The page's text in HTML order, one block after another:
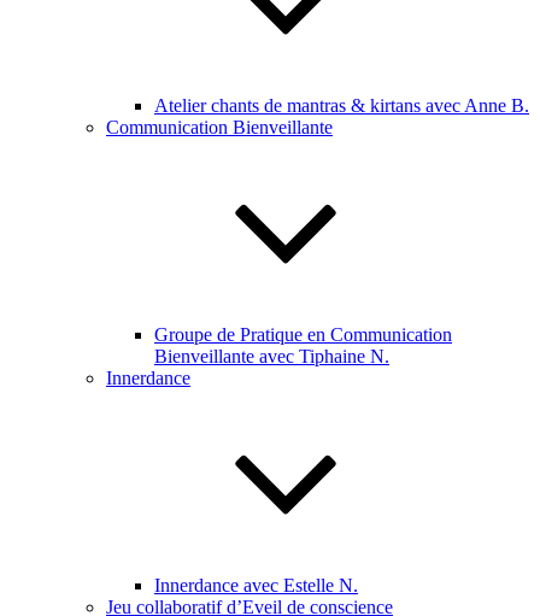
Atelier chants de mantras & kirtans avec Anne B.
Communication Bienveillante
Groupe de Pratique en Communication
Bienveillante avec Tiphaine N.
Innerdance
Innerdance avec Estelle N.
Jeu collaboratif d’Eveil de conscience